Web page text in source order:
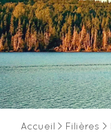
Accueil > Filières >